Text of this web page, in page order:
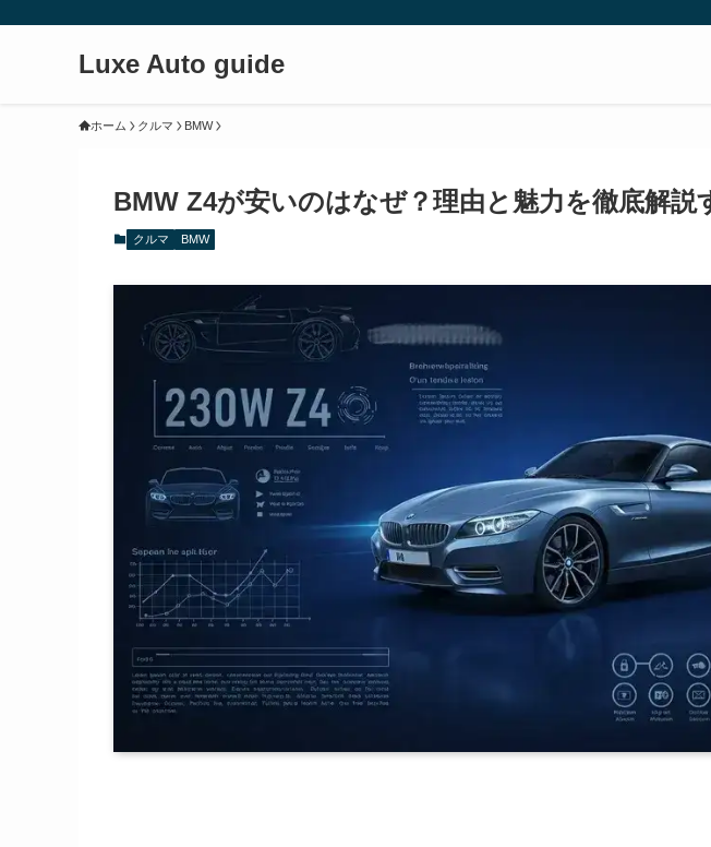
Luxe Auto guide
ホーム クルマ BMW
BMW Z4が安いのはなぜ？理由と魅力を徹底解説
クルマ BMW